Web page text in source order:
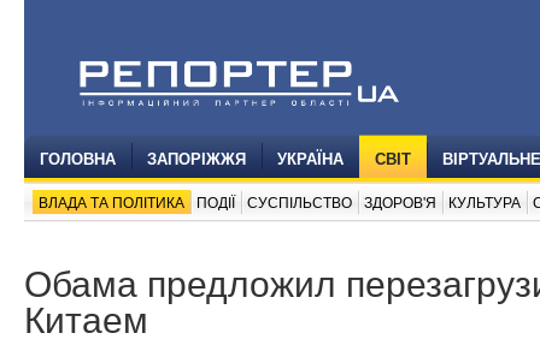
ГОЛОВНА ЗАПОРІЖЖЯ УКРАЇНА СВІТ
ВЛАДА ТА ПОЛІТИКА ПОДІЇ СУСПІЛЬСТВО ЗДОРОВ'Я КУЛЬТУРА
Обама предложил
Китаем